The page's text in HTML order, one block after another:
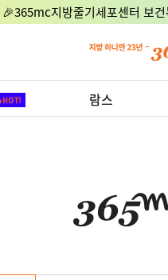
🎉365mc지방줄기세포센터 보
람스